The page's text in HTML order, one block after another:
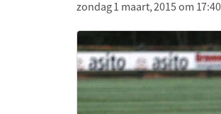
zondag 1 maart, 2015 om 17:40